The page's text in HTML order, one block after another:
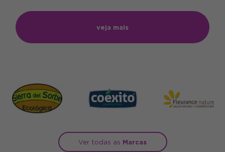
veja mais
Ver todas as Marcas